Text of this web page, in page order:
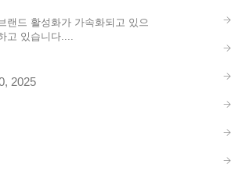
랜드 활성화가 가속화되고 있으
고 있습니다....
2025